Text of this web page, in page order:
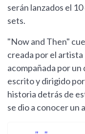
serán lanzados el
sets.
"Now and Then"
creada por el artista
acompañada por
escrito y dirigido
historia detrás de
se dio a conocer un